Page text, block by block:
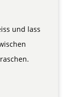
und lass